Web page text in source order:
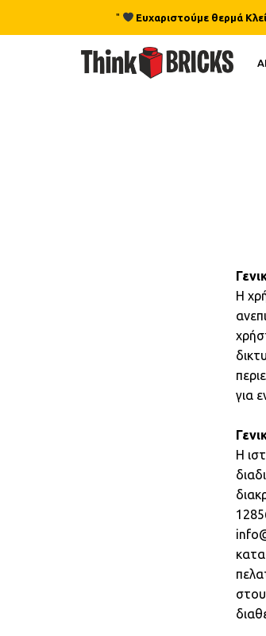
" Ευχαριστούμε θερμά
Η
για
Η